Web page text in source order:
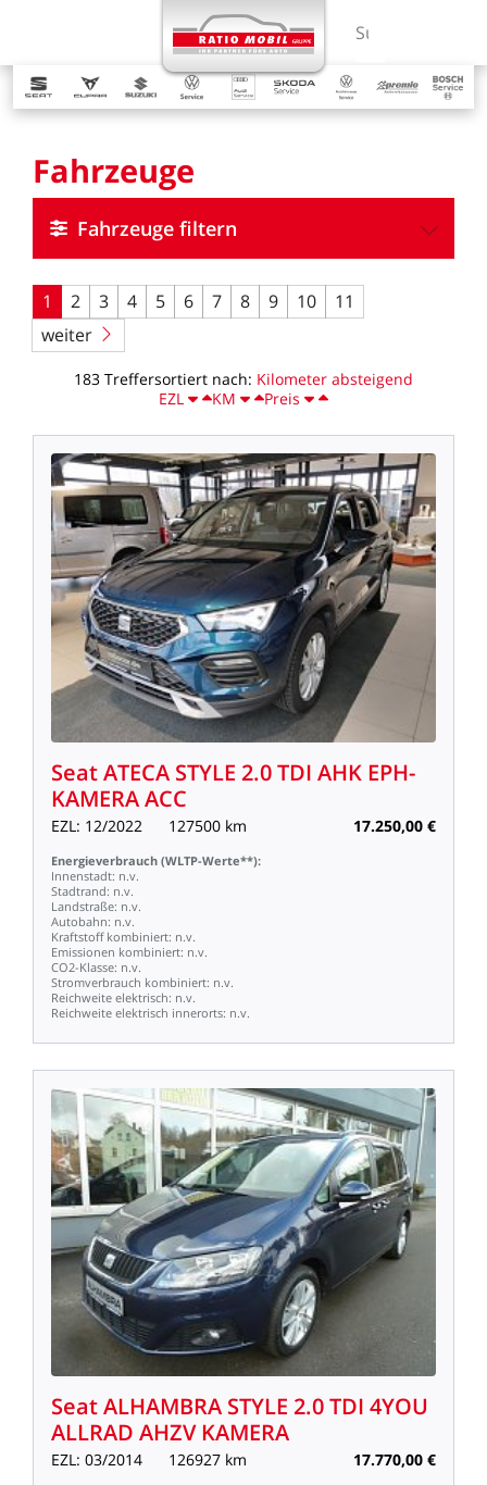
Suchbegriff
Fahrzeuge
Fahrzeuge filtern
1 2 3 4 5 6 7 8 9 10
11
weiter
183 Treffersortiert nach: Kilometer absteigend
EZL
KM Preis
SeatATECA STYLE 2.0TDI AHK EPH-
KAMERAACC
EZL: 12/2022 127500 km 17.250,00 €
Energieverbrauch (WLTP-Werte**):
Innenstadt: n.v.
Stadtrand: n.v.
Landstraße: n.v.
Autobahn: n.v.
Kraftstoff kombiniert: n.v.
Emissionen kombiniert: n.v.
CO2-Klasse: n.v.
Stromverbrauch kombiniert: n.v.
Reichweite elektrisch: n.v.
Reichweite elektrisch innerorts: n.v.
SeatALHAMBRA STYLE 2.0TDI 4YOU
ALLRAD AHZV KAMERA
EZL: 03/2014 126927 km 17.770,00 €